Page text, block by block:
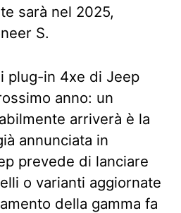
sarà nel 2025,
S.
plug-in 4xe di Jeep
anno: un
arriverà è la
annunciata in
prevede di lanciare
o varianti aggiornate
della gamma fa